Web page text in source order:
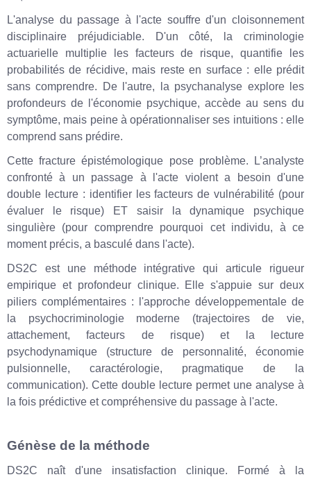
L'analyse du passage à l'acte souffre d'un cloisonnement
disciplinaire préjudiciable. D'un côté, la criminologie
actuarielle multiplie les facteurs de risque, quantifie les
probabilités de récidive, mais reste en surface : elle prédit
sans comprendre. De l'autre, la psychanalyse explore les
profondeurs de l'économie psychique, accède au sens du
symptôme, mais peine à opérationnaliser ses intuitions : elle
comprend sans prédire.
Cette fracture épistémologique pose problème. L’analyste
confronté à un passage à l'acte violent a besoin d'une
double lecture : identifier les facteurs de vulnérabilité (pour
évaluer le risque) ET saisir la dynamique psychique
singulière (pour comprendre pourquoi cet individu, à ce
moment précis, a basculé dans l'acte).
DS2C est une méthode intégrative qui articule rigueur
empirique et profondeur clinique. Elle s'appuie sur deux
piliers complémentaires : l'approche développementale de
la psychocriminologie moderne (trajectoires de vie,
attachement, facteurs de risque) et la lecture
psychodynamique (structure de personnalité, économie
pulsionnelle, caractérologie, pragmatique de la
communication). Cette double lecture permet une analyse à
la fois prédictive et compréhensive du passage à l'acte.
Génèse de la méthode
DS2C naît d'une insatisfaction clinique. Formé à la